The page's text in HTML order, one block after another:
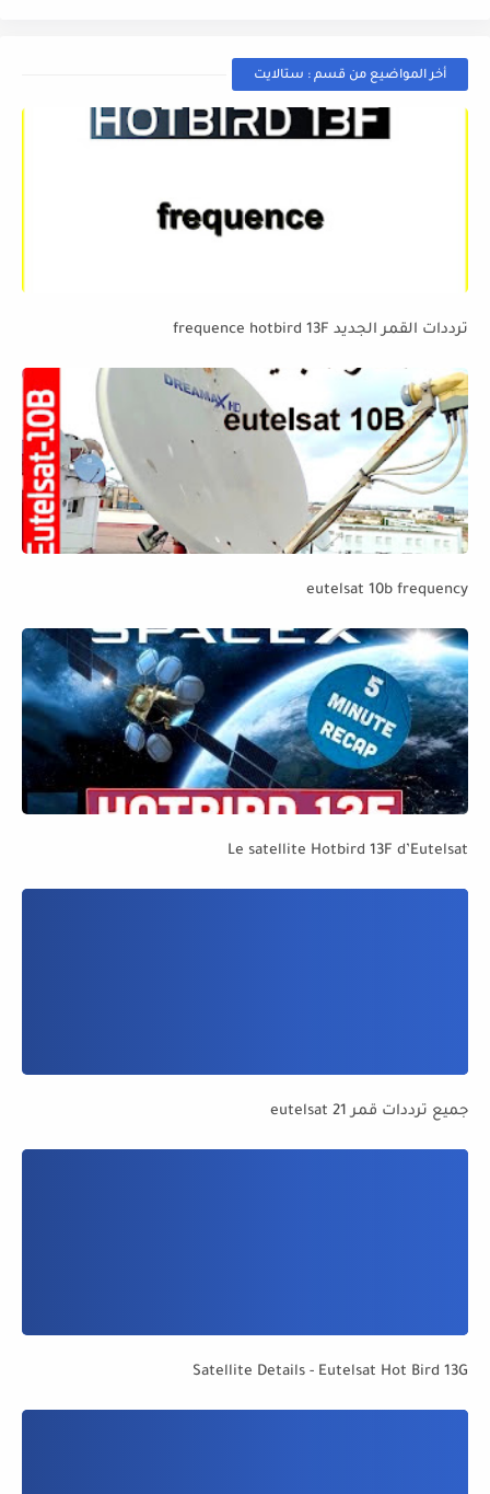
أخر المواضيع من قسم : ستالايت
ترددات القمر الجديد frequence hotbird 13F
eutelsat 10b frequency
Le satellite Hotbird 13F d’Eutelsat
جميع ترددات قمر eutelsat 21
Satellite Details - Eutelsat Hot Bird 13G